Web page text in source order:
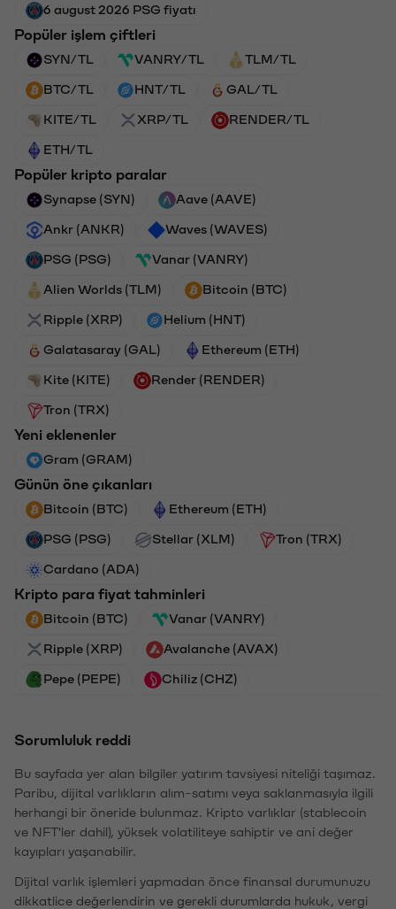
6 august 2026 PSG fiyatı
Popüler işlem çiftleri
SYN/TL VANRY/TL TLM/TL
BTC/TL HNT/TL GAL/TL
KITE/TL XRP/TL RENDER/TL
ETH/TL
Popüler kripto paralar
Synapse (SYN) Aave (AAVE)
Ankr (ANKR) Waves (WAVES)
PSG (PSG) Vanar (VANRY)
Alien Worlds (TLM) Bitcoin (BTC)
Ripple (XRP) Helium (HNT)
Galatasaray (GAL) Ethereum (ETH)
Kite (KITE) Render (RENDER)
Tron (TRX)
Yeni eklenenler
Gram (GRAM)
Günün öne çıkanları
Bitcoin (BTC) Ethereum (ETH)
PSG (PSG) Stellar (XLM) Tron (TRX)
Cardano (ADA)
Kripto para fiyat tahminleri
Bitcoin (BTC) Vanar (VANRY)
Ripple (XRP) Avalanche (AVAX)
Pepe (PEPE) Chiliz (CHZ)
Sorumluluk reddi
Bu sayfada yer alan bilgiler yatırım tavsiyesi niteliği taşımaz.
Paribu, dijital varlıkların alım-satımı veya saklanmasıyla ilgili
herhangi bir öneride bulunmaz. Kripto varlıklar (stablecoin
ve NFT'ler dahil), yüksek volatiliteye sahiptir ve ani değer
kayıpları yaşanabilir.
Dijital varlık işlemleri yapmadan önce finansal durumunuzu
dikkatlice değerlendirin ve gerekli durumlarda hukuk, vergi